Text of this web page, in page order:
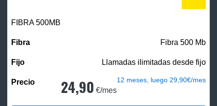
FIBRA500MB
Fibra 500 Mb
Llamadas ilimitadas desde fijo
24,90 €/mes
12 meses, luego 29,90€/mes